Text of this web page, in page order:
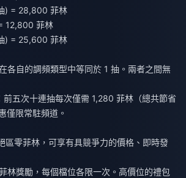
) = 28,800 菲林
12,800 菲林
) = 25,600 菲林
各自的調頻類型中等同於 1 抽。兩者之間無
前五次十連抽每次僅需 1,280 菲林（總共節省
僅限常駐頻道。
區零菲林 ，可享有具競爭力的價格、即時發
林獎勵，每個檔位各限一次。高價位的禮包